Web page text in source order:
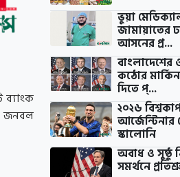
ব্যাংক
জনবল
ভুয়া
জামায়াতের
আসনের প্র...
কঠোর
দিতে প্...
২০২৬
স্কালোনি
অবাধ ও সুষ্ঠু
সমর্থনে